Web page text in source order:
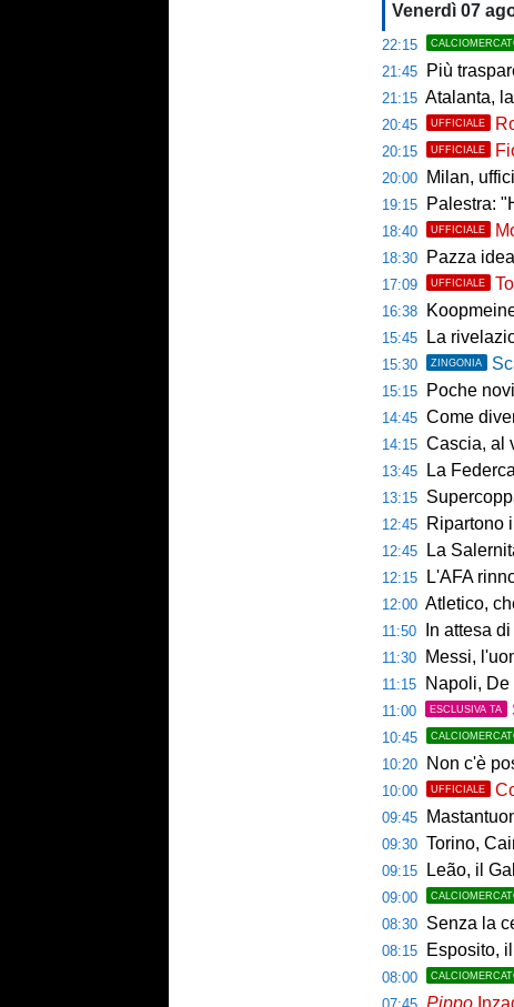
Venerdì 07
22:15
21:45 Più
21:15 Atalanta, la
20:45 UFFICIALE
20:15 UFFICIALE
20:00 Milan, ufficiale
19:15 Palestra:
18:40 UFFICIALE
18:30 Pazza
17:09 UFFICIALE
16:38
15:45 La rivelazione
15:30 ZINGONIA
15:15 Poche
14:45 Come diventare
14:15 Cascia, al
13:45 La
13:15 Supercoppa
12:45 Ripartono i
12:45 La
12:15 L'AFA
12:00 Atletico,
11:50 In attesa di
11:30 Messi,
11:15 Napoli, De
11:00 ESCLUSIVA TA
10:45
10:20 Non c'è
10:00 UFFICIALE
09:45
09:30 Torino,
09:15 Leão, il
09:00
08:30 Senza la
08:15 Esposito,
08:00